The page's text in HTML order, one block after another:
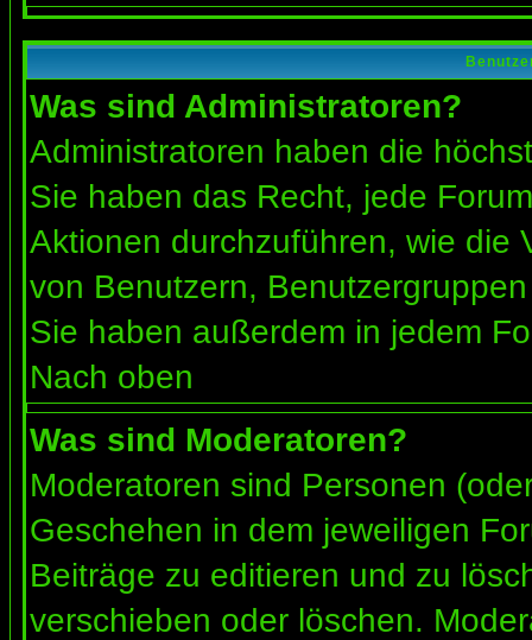
Was sind Administratoren?
Administratoren haben die
Sie haben das Recht, jede
Aktionen durchzuführen, wie die
von Benutzern,
Sie haben außerdem in jedem
Nach oben
Was sind Moderatoren?
Moderatoren sind Personen
Geschehen in dem jeweiligen
Beiträge zu editieren und zu
verschieben oder löschen.